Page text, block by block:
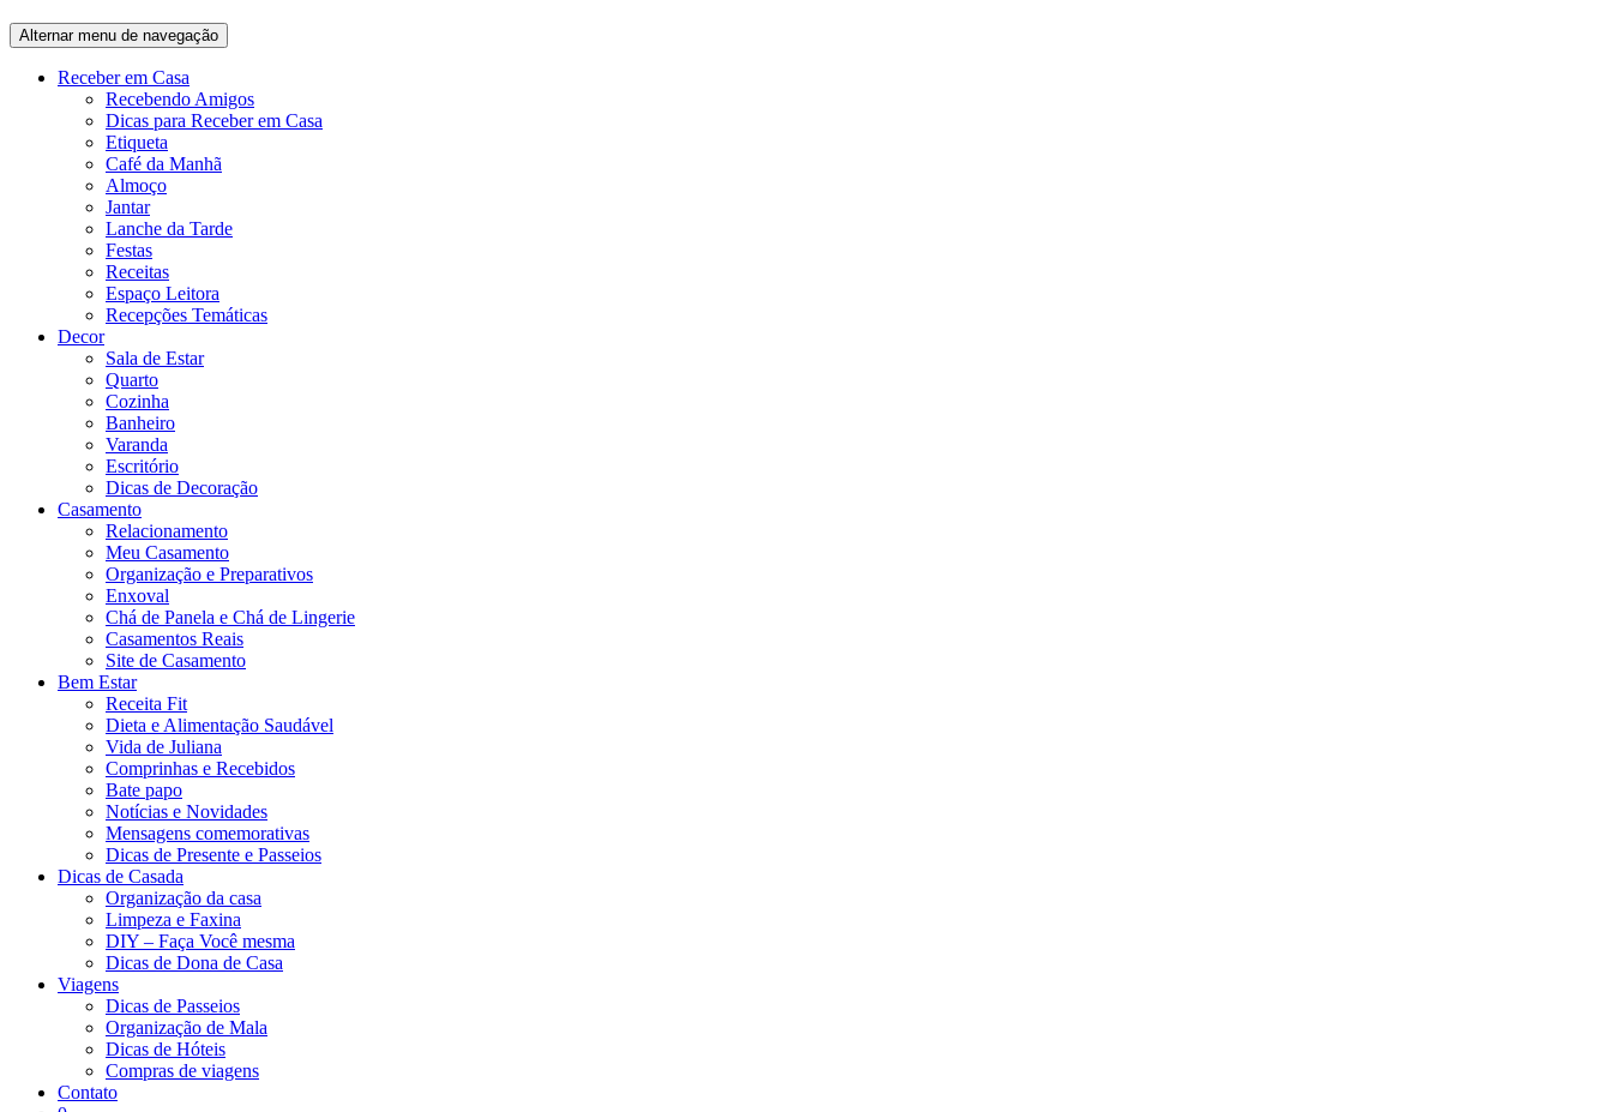
Alternar menu de navegação
Recebendo Amigos
Dicas para Receber em Casa
Etiqueta
Café da Manhã
Almoço
Jantar
Lanche da Tarde
Festas
Receitas
Espaço Leitora
Recepções Temáticas
Decor
Quarto
Cozinha
Banheiro
Varanda
Escritório
Dicas de Decoração
Casamento
Relacionamento
Meu Casamento
Organização e Preparativos
Enxoval
Chá de Panela e Chá de Lingerie
Casamentos Reais
Site de Casamento
Bem Estar
Receita Fit
Dieta e Alimentação Saudável
Vida de Juliana
Comprinhas e Recebidos
Bate papo
Notícias e Novidades
Mensagens comemorativas
Dicas de Presente e Passeios
Dicas de Casada
Organização da casa
Limpeza e Faxina
DIY – Faça Você mesma
Dicas de Dona de Casa
Viagens
Dicas de Passeios
Organização de Mala
Dicas de Hóteis
Compras de viagens
Contato
0